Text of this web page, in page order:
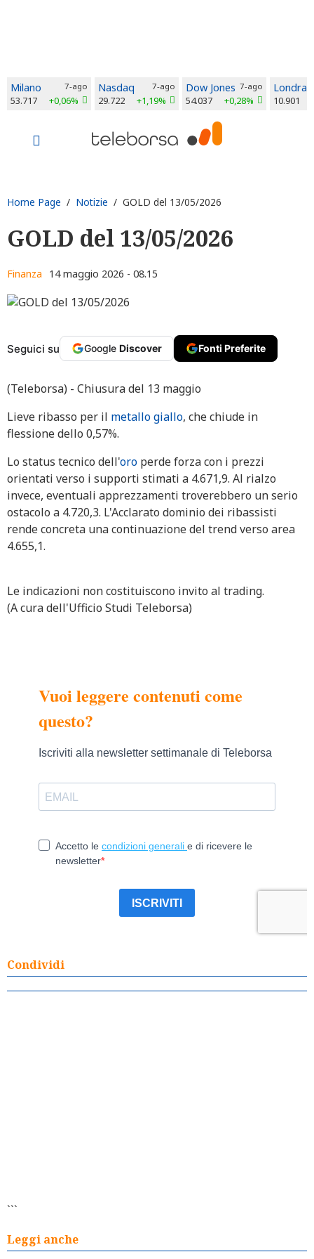
Milano 7-ago
53.717 +0,06%
Nasdaq 7-ago
29.722 +1,19%
Dow Jones 7-ago
54.037 +0,28%
Londra
10.901
Home Page / Notizie / GOLD del 13/05/2026
GOLD del 13/05/2026
Finanza 14 maggio 2026 - 08.15
Seguici su Google Discover Fonti Preferite
(Teleborsa) - Chiusura del 13 maggio
Lieve ribasso per il metallo giallo, che chiude in
flessione dello 0,57%.
Lo status tecnico dell'oro perde forza con i prezzi
orientati verso i supporti stimati a 4.671,9. Al rialzo
invece, eventuali apprezzamenti troverebbero un serio
ostacolo a 4.720,3. L'Acclarato dominio dei ribassisti
rende concreta una continuazione del trend verso area
4.655,1.
Le indicazioni non costituiscono invito al trading.
(A cura dell'Ufficio Studi Teleborsa)
Condividi
```
Leggi anche